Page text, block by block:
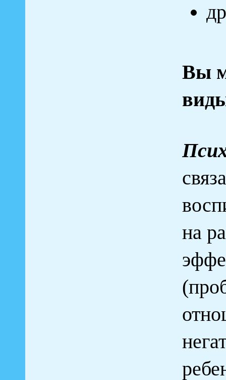
Вы
на